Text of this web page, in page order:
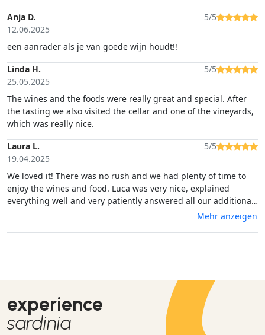
Anja D.
12.06.2025
5/5
een aanrader als je van goede wijn houdt!!
Linda H.
25.05.2025
5/5
The wines and the foods were really great and special. After
the tasting we also visited the cellar and one of the vineyards,
which was really nice.
Laura L.
19.04.2025
5/5
We loved it! There was no rush and we had plenty of time to
enjoy the wines and food. Luca was very nice, explained
everything well and very patiently answered all our additional
Mehr anzeigen
experience
sardinia